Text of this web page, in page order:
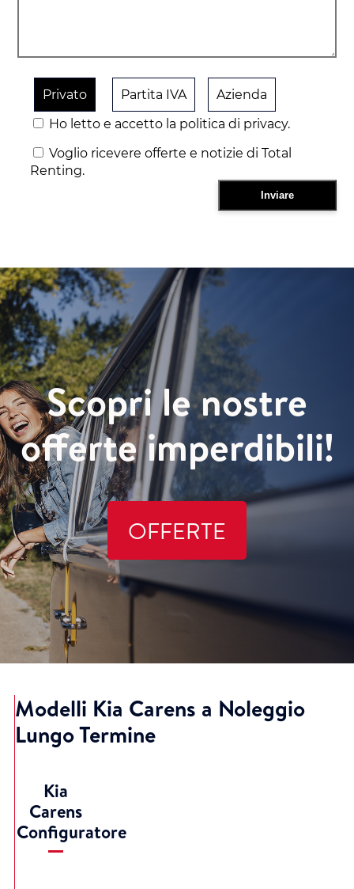
Privato Partita IVA
Azienda
Ho letto e accetto la politica di privacy.
Voglio ricevere offerte e notizie di Total
Renting.
Scopri le nostre
offerte imperdibili!
OFFERTE
Modelli Kia Carens a Noleggio
Lungo Termine
Kia
Carens
Configuratore